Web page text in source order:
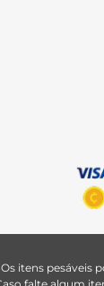
itens pesáveis